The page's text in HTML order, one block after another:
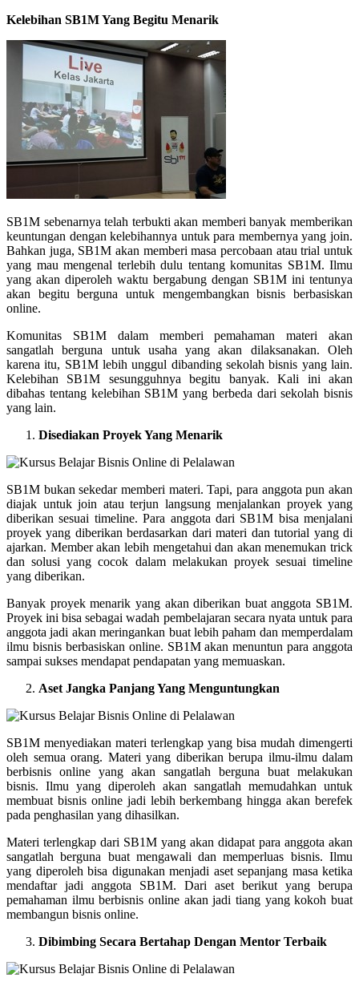
Kelebihan SB1M Yang Begitu Menarik
SB1M sebenarnya telah terbukti akan memberi banyak memberikan
keuntungan dengan kelebihannya untuk para membernya yang join.
Bahkan juga, SB1M akan memberi masa percobaan atau trial untuk
yang mau mengenal terlebih dulu tentang komunitas SB1M. Ilmu
yang akan diperoleh waktu bergabung dengan SB1M ini tentunya
akan begitu berguna untuk mengembangkan bisnis berbasiskan
online.
Komunitas SB1M dalam memberi pemahaman materi akan
sangatlah berguna untuk usaha yang akan dilaksanakan. Oleh
karena itu, SB1M lebih unggul dibanding sekolah bisnis yang lain.
Kelebihan SB1M sesungguhnya begitu banyak. Kali ini akan
dibahas tentang kelebihan SB1M yang berbeda dari sekolah bisnis
yang lain.
Disediakan Proyek Yang Menarik
SB1M bukan sekedar memberi materi. Tapi, para anggota pun akan
diajak untuk join atau terjun langsung menjalankan proyek yang
diberikan sesuai timeline. Para anggota dari SB1M bisa menjalani
proyek yang diberikan berdasarkan dari materi dan tutorial yang di
ajarkan. Member akan lebih mengetahui dan akan menemukan trick
dan solusi yang cocok dalam melakukan proyek sesuai timeline
yang diberikan.
Banyak proyek menarik yang akan diberikan buat anggota SB1M.
Proyek ini bisa sebagai wadah pembelajaran secara nyata untuk para
anggota jadi akan meringankan buat lebih paham dan memperdalam
ilmu bisnis berbasiskan online. SB1M akan menuntun para anggota
sampai sukses mendapat pendapatan yang memuaskan.
Aset Jangka Panjang Yang Menguntungkan
SB1M menyediakan materi terlengkap yang bisa mudah dimengerti
oleh semua orang. Materi yang diberikan berupa ilmu-ilmu dalam
berbisnis online yang akan sangatlah berguna buat melakukan
bisnis. Ilmu yang diperoleh akan sangatlah memudahkan untuk
membuat bisnis online jadi lebih berkembang hingga akan berefek
pada penghasilan yang dihasilkan.
Materi terlengkap dari SB1M yang akan didapat para anggota akan
sangatlah berguna buat mengawali dan memperluas bisnis. Ilmu
yang diperoleh bisa digunakan menjadi aset sepanjang masa ketika
mendaftar jadi anggota SB1M. Dari aset berikut yang berupa
pemahaman ilmu berbisnis online akan jadi tiang yang kokoh buat
membangun bisnis online.
Dibimbing Secara Bertahap Dengan Mentor Terbaik